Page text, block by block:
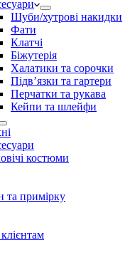
Шуби/хутрові накидки
Фати
Клатчі
Біжутерія
Халатики та сорочки
Підвʼязки та гартери
Перчатки та рукава
Кейпи та шлейфи
костюми
та примірку